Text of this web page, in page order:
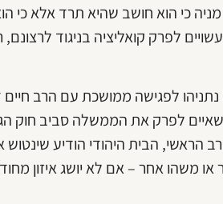
כי הוא חושב שהיא תרד אלא כי
לפרק קואליציה בניגוד לרצונם,
נתניהו לפגישה ממושכת עם הרב חיים
לפרק את הממשלה סביב חוק
הבית היהודי הודיע שינטוש
משהו אחר – אם לא יושג איזון